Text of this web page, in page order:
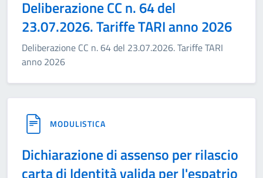
Deliberazione CC n. 64 del
23.07.2026. Tariffe TARI anno 2026
Deliberazione CC n. 64 del 23.07.2026. Tariffe TARI
anno 2026
MODULISTICA
Dichiarazione di assenso per rilascio
carta di Identità valida per l'espatrio